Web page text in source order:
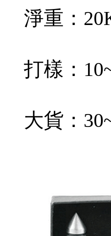
淨重：
打樣：
大貨：